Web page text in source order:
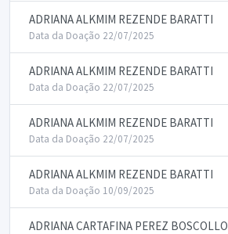
ADRIANA ALKMIM REZENDE BARATTI
Data da Doação 22/07/2025
ADRIANA ALKMIM REZENDE BARATTI
Data da Doação 22/07/2025
ADRIANA ALKMIM REZENDE BARATTI
Data da Doação 22/07/2025
ADRIANA ALKMIM REZENDE BARATTI
Data da Doação 10/09/2025
ADRIANA CARTAFINA PEREZ BOSCOLLO